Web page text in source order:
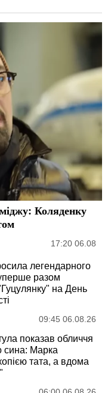
Коляденку
17:20 06.08
легендарного
разом
на День
09:45 06.08.26
показав обличчя
сина: Марка
тата, а вдома